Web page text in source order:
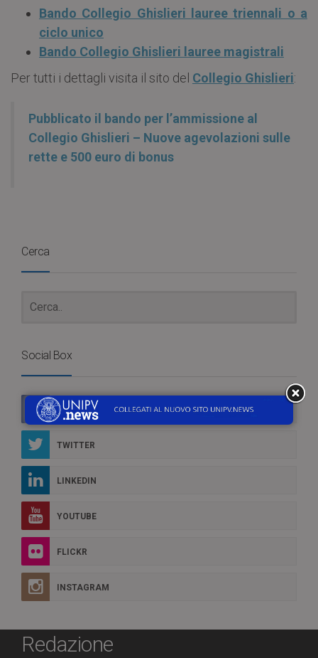
Bando Collegio Ghislieri lauree triennali o a
ciclo unico
Bando Collegio Ghislieri lauree magistrali
Per tutti i dettagli visita il sito del Collegio Ghislieri:
Pubblicato il bando per l’ammissione al
Collegio Ghislieri – Nuove agevolazioni sulle
rette e 500 euro di bonus
Cerca
Social Box
FACEBOOK
TWITTER
LINKEDIN
YOUTUBE
FLICKR
INSTAGRAM
Redazione